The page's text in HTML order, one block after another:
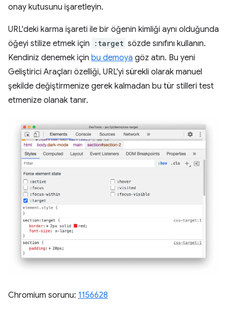
onay kutusunu işaretleyin.
URL'deki karma işareti ile bir öğenin kimliği aynı olduğunda
öğeyi stilize etmek için
:target sözde sınıfını kullanın.
Kendiniz denemek için bu demoya göz atın. Bu yeni
Geliştirici Araçları özelliği, URL'yi sürekli olarak manuel
şekilde değiştirmenize gerek kalmadan bu tür stilleri test
etmenize olanak tanır.
Chromium sorunu: 1156628